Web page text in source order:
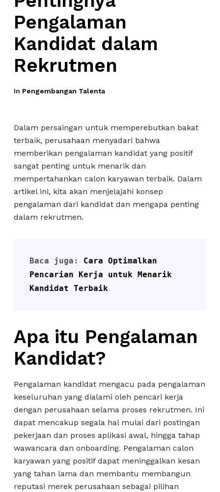
Pengalaman
Kandidat dalam
Rekrutmen
In Pengembangan Talenta
Dalam persaingan untuk memperebutkan bakat
terbaik, perusahaan menyadari bahwa
memberikan pengalaman kandidat yang positif
sangat penting untuk menarik dan
mempertahankan calon karyawan terbaik. Dalam
artikel ini, kita akan menjelajahi konsep
pengalaman dari kandidat dan mengapa penting
dalam rekrutmen.
Baca juga: Cara Optimalkan
Pencarian Kerja untuk Menarik
Kandidat Terbaik
Apa itu Pengalaman
Kandidat?
Pengalaman kandidat mengacu pada pengalaman
keseluruhan yang dialami oleh pencari kerja
dengan perusahaan selama proses rekrutmen. Ini
dapat mencakup segala hal mulai dari postingan
pekerjaan dan proses aplikasi awal, hingga tahap
wawancara dan onboarding. Pengalaman calon
karyawan yang positif dapat meninggalkan kesan
yang tahan lama dan membantu membangun
reputasi merek perusahaan sebagai pilihan